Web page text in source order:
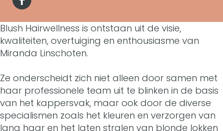
s
h
h
a
i
r
u
s
h
a
i
l
u
h
h
a
h
h
i
r
w
B
l
s
h
h
F
a
c
b
o
o
Blush Hairwellness is ontstaan uit de visie,
kwaliteiten, overtuiging en enthousiasme van
Miranda Linschoten.
Ze onderscheidt zich niet alleen door samen met
haar professionele team uit te blinken in de basis
van het kappersvak, maar ook door de diverse
specialismen zoals het kleuren en verzorgen van
lang haar en het laten stralen van blonde lokken